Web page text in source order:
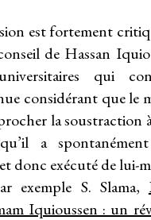
est fortement
de Hassan
qui
considérant que le
la soustraction
a
donc exécuté de lui-
exemple S. Slama,
Iquioussen : un